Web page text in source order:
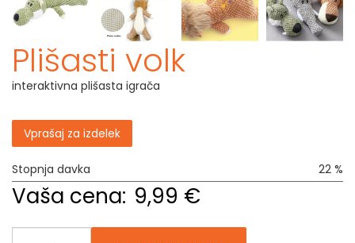
Plišasti volk
interaktivna plišasta igrača
Vprašaj za izdelek
Stopnja davka 22 %
Vaša cena: 9,99 €